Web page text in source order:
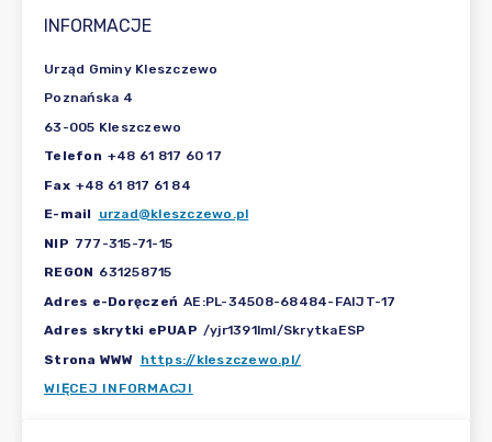
INFORMACJE
Urząd Gminy Kleszczewo
Poznańska 4
63-005 Kleszczewo
Telefon +48 61 817 60 17
Fax +48 61 817 61 84
E-mail
urzad@kleszczewo.pl
NIP 777-315-71-15
REGON 631258715
Adres e-Doręczeń AE:PL-34508-68484-FAIJT-17
Adres skrytki ePUAP /yjr1391lml/SkrytkaESP
Strona WWW https://kleszczewo.pl/
WIĘCEJ INFORMACJI